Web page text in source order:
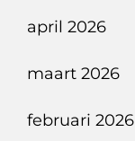
april 2026
maart 2026
februari 2026